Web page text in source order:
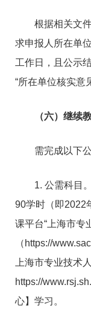
根据相关文件
求申报人所在单
工作日，且公示
“所在单位核实意
（六）继续
需完成以下公
1. 公需科目。
90学时（即2022
课平台“上海市专
（https://
上海市专业技术
https://
心】学习。